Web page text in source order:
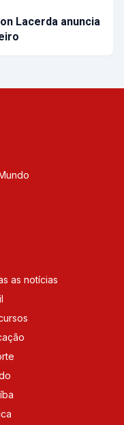
Lacerda anuncia
as notícias